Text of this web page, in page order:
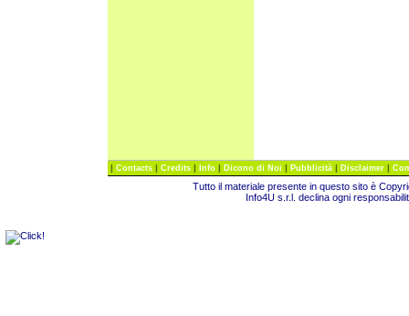
| Contacts | Credits | Info | Dicono di Noi | Pubblicità | Disclaimer |
Tutto il materiale presente in questo sito è
Info4U s.r.l. declina ogni